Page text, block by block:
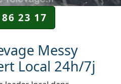
23 17
Messy
Local 24h/7j